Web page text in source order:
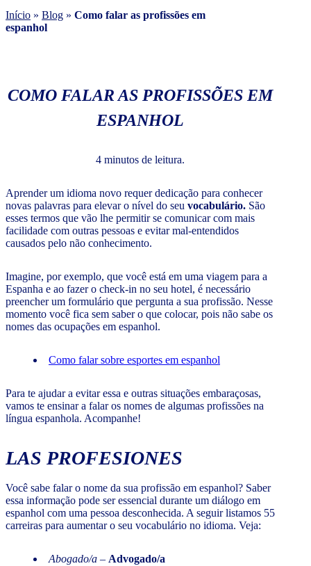
Início » Blog » Como falar as profissões em
espanhol
COMO FALAR AS PROFISSÕES EM
ESPANHOL
4 minutos de leitura.
Aprender um idioma novo requer dedicação para conhecer
novas palavras para elevar o nível do seu vocabulário. São
esses termos que vão lhe permitir se comunicar com mais
facilidade com outras pessoas e evitar mal-entendidos
causados pelo não conhecimento.
Imagine, por exemplo, que você está em uma viagem para a
Espanha e ao fazer o check-in no seu hotel, é necessário
preencher um formulário que pergunta a sua profissão. Nesse
momento você fica sem saber o que colocar, pois não sabe os
nomes das ocupações em espanhol.
Como falar sobre esportes em espanhol
Para te ajudar a evitar essa e outras situações embaraçosas,
vamos te ensinar a falar os nomes de algumas profissões na
língua espanhola. Acompanhe!
LAS PROFESIONES
Você sabe falar o nome da sua profissão em espanhol? Saber
essa informação pode ser essencial durante um diálogo em
espanhol com uma pessoa desconhecida. A seguir listamos 55
carreiras para aumentar o seu vocabulário no idioma. Veja:
Abogado/a – Advogado/a